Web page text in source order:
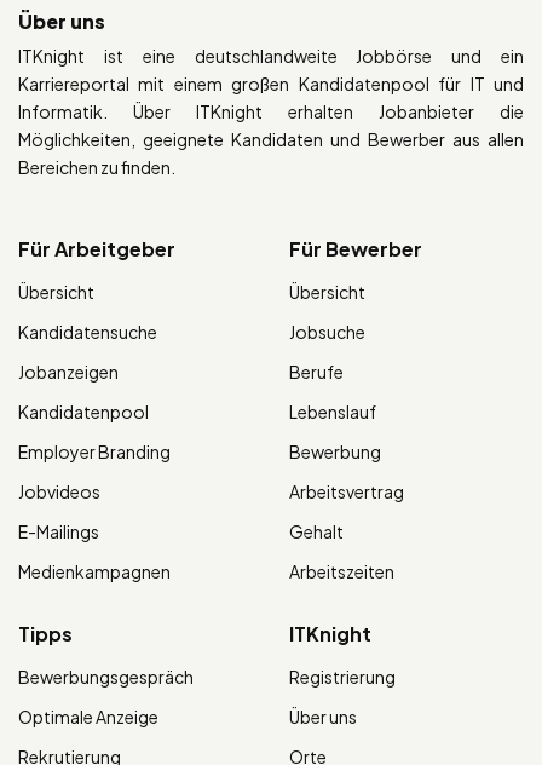
Über uns
ITKnight ist eine deutschlandweite Jobbörse und ein
Karriereportal mit einem großen Kandidatenpool für IT und
Informatik. Über ITKnight erhalten Jobanbieter die
Möglichkeiten, geeignete Kandidaten und Bewerber aus allen
Bereichen zu finden.
Für Arbeitgeber
Übersicht
Kandidatensuche
Jobanzeigen
Kandidatenpool
Employer Branding
Jobvideos
E-Mailings
Medienkampagnen
Für Bewerber
Übersicht
Jobsuche
Berufe
Lebenslauf
Bewerbung
Arbeitsvertrag
Gehalt
Arbeitszeiten
Tipps
Bewerbungsgespräch
Optimale Anzeige
Rekrutierung
ITKnight
Registrierung
Über uns
Orte